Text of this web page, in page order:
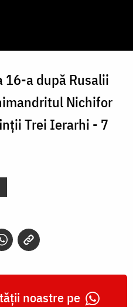
16-a după Rusalii
Nichifor
Trei Ierarhi - 7
noastre pe